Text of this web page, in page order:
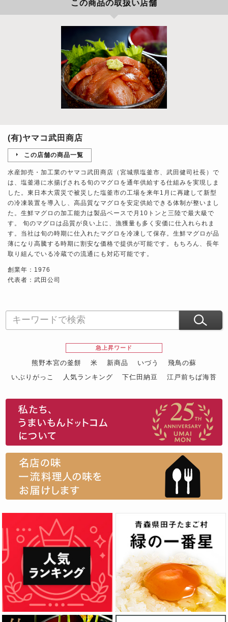
この商品の取扱い店舗
(有)ヤマコ武田商店
この店舗の商品一覧
水産卸売・加工業のヤマコ武田商店（宮城県塩釜市、武田健司社長）で
は、塩釜港に水揚げされる旬のマグロを通年供給する仕組みを実現しま
した。東日本大震災で被災した塩釜市の工場を来年1月に再建して新型
の冷凍装置を導入し、高品質なマグロを安定供給できる体制が整いまし
た。生鮮マグロの加工能力は製品ベースで月10トンと三陸で最大級で
す。 旬のマグロは品質が良い上に、漁獲量も多く安価に仕入れられま
す。当社は旬の時期に仕入れたマグロを冷凍して保存。生鮮マグロが品
薄になり高騰する時期に割安な価格で提供が可能です。もちろん、長年
取り組んでいる冷蔵での流通にも対応可能です。
創業年：1976
代表者：武田公司
急上昇ワード
熊野本宮の釜餅 米 新商品 いづう
飛鳥の蘇
いぶりがっこ
人気ランキング 下仁田納豆
江戸前ちば海苔